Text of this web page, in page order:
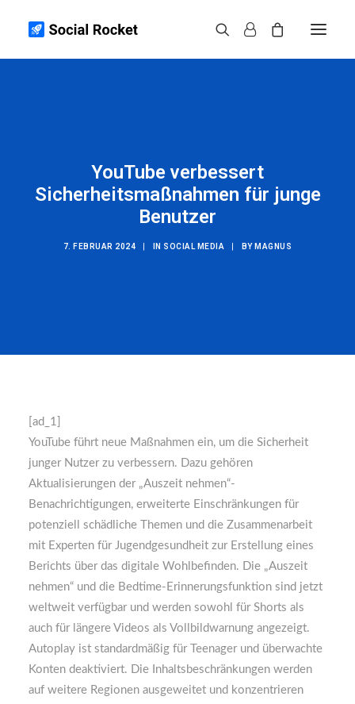
Infos
YouTube verbessert
Sicherheitsmaßnahmen für junge
Benutzer
7. FEBRUAR 2024 IN SOCIAL MEDIA BY MAGNUS
[ad_1]
YouTube führt neue Maßnahmen ein, um die Sicherheit
junger Nutzer zu verbessern. Dazu gehören
Aktualisierungen der „Auszeit nehmen“-
Benachrichtigungen, erweiterte Einschränkungen für
potenziell schädliche Themen und die Zusammenarbeit
mit Experten für Jugendgesundheit zur Erstellung eines
Berichts über das digitale Wohlbefinden. Die „Auszeit
nehmen“ und die Bedtime-Erinnerungsfunktion sind jetzt
weltweit verfügbar und werden sowohl für Shorts als
auch für längere Videos als Vollbildwarnung angezeigt.
Autoplay ist standardmäßig für Teenager und überwachte
Konten deaktiviert. Die Inhaltsbeschränkungen werden
auf weitere Regionen ausgeweitet und konzentrieren